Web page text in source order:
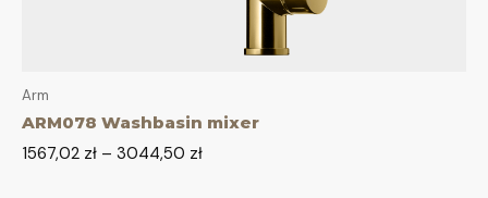
Arm
ARM078 Washbasin mixer
1567,02 zł – 3044,50 zł